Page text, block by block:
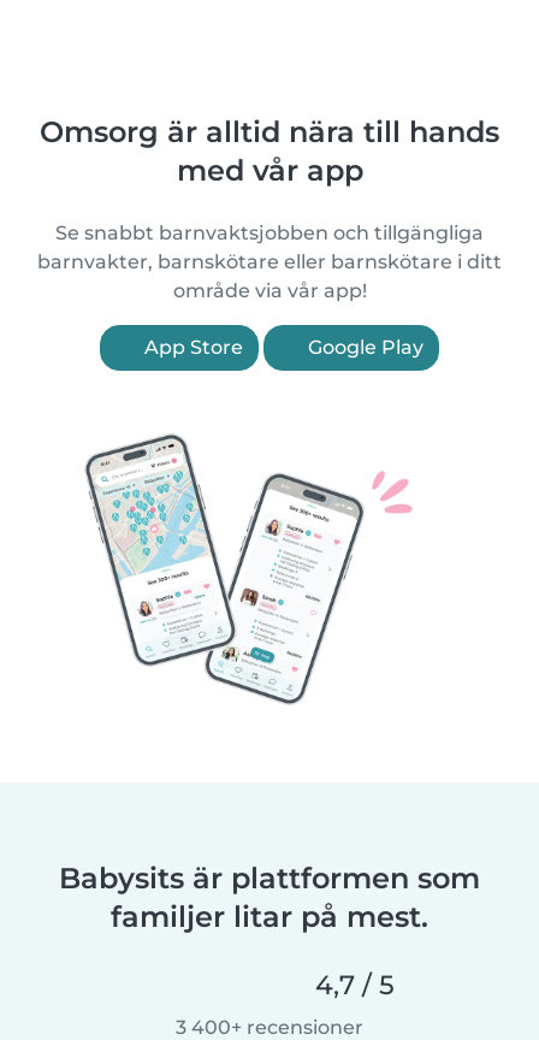
Omsorg är alltid nära till hands
med vår app
Se snabbt barnvaktsjobben och tillgängliga
barnvakter, barnskötare eller barnskötare i ditt
område via vår app!
App Store Google Play
Babysits är plattformen som
familjer litar på mest.
4,7 / 5
3 400+ recensioner